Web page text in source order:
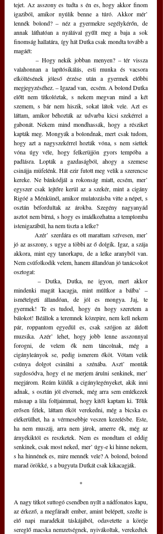
tejet. Az asszony es tudta s én es, hogy akkor finom
igaziból, amikor nyúlik benne a túró. Akkor mér’
lennék bolond? – néz a gyermekre segélykérőn, de
annak láthatóan a nyálával gyűlt meg a baja a sok
finomság hallatára, így hát Dutka csak mondta tovább a
magáét:
valahonnan a lapítósikálás, esti munka és vacsora
elköltésének jóleső érzése után a gyermek előbbi
megjegyzéséhez. – Igazad van,  ecsém. A bolond Dutka
előtt nem titkolóztak, s nekem megvan mind a két
szemem, s bár nem hiszik, sokat látok vele. Azt es
láttam, amikor béhozták az udvarba kicsi szekérrel a
gabonát. Nekem mind mondhassák, hogy a résziket
kapták meg. Mongyák a bolondnak, mert csak tudom,
hogy azt a nagyszekérrel hozták vóna, s nem siettek
vóna úgy véle, hogy felkerüjjön gyors tempóba a
padlásra. Lopták a gazdaságból, ahogy a szemese
csinájja müfelénk. Hát ezir futott meg velik a szerencse
kereke. Ne bánkódjál a rokonság miatt, ecsém, mer’
egyszer csak lejtőre kerül az a szekér, mint a cigány
Rigóé a Ménkünél, amikor mulatozásba vitte a népet, s
osztán béfordultak az árokba. Szegény nagyanyád
asztot nem bírná, s hogy es imádkozhatna a templomba
istenigazábúl, ha nem tiszta a lelke?
jó az asszony, s ugye a többi az ő dolgik. Igaz, a szája
akkora, mint egy tanorkapu, de a lelke aranyból van.
Nem csúfolkodik velem, hanem állandóan jó tanácsokot
osztogat:
mindenki magát kacagja, mint múltkor a bálba’ –
ismételgeti állandóan, de jól es mongya. Jaj, te
gyermek! Te es tudod, hogy én hogy szeretem a
bálokot! Béállok a teremnek közepire, nem kell nekem
pár, roppantom egyedül es, csak szójjon az áldott
muzsika. Azér’ lehet, hogy jobb lenne asszonnyal
forogni, de velem ők nem táncolnak, még a
cigányleányok se, pedig ismerem őköt. Vótam velik
csúnya dolgot csinálni a szénába. Aszt’ monták
sugdosódva, hogy el ne merjem árulni senkinek, mer’
megjárom. Reám küldik a cigánylegényeket, akik inni
adnak, s osztán jól elvernek, még arra sem emlékezek
másnap a lila foltjaimmal, hogy kitől kaptam ki. Tőlik
erősen félek, láttam őköt verekedni, még a bicska es
elékerülhet, ha a vérmesebbje veszen kezelésbe. Este,
ha nem muszáj, arra nem járok, amerre ők, még az
árnyékiktól es reszketek. Nem es mondtam el eddig
senkinek, csak most neked, mer’ úgy-e ki hinne nekem,
s ha hinnének es, mire mennék vele? A bolond, bolond
marad örökké, s a bugyuta Dutkát csak kikacagják.
*
A nagy titkot suttogó csendben nyílt a nádfonatos kapu,
az érkező, a megfáradt ember, amint belépett, szedte is
elő napi maradékát táskájából, odavetette a köréje
sereglő macska nemzetségnek, nyivákoltak, verekedtek